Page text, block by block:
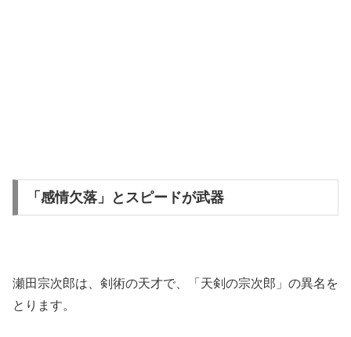
「感情欠落」とスピードが武器
瀬田宗次郎は、剣術の天才で、「天剣の宗次郎」の異名を
とります。